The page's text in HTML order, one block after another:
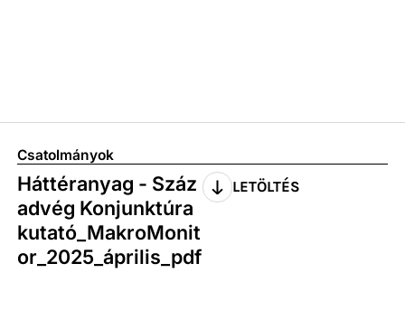
Csatolmányok
Háttéranyag - Száz
advég Konjunktúra
kutató_MakroMonit
or_2025_április_pdf
LETÖLTÉS